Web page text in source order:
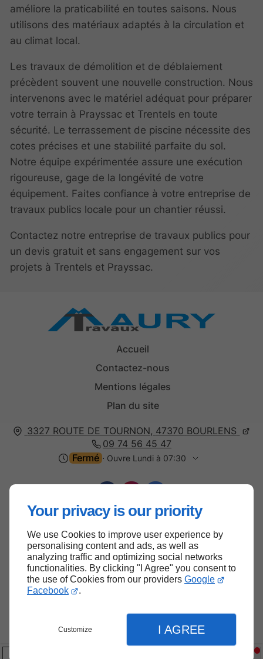
Your privacy is our priority
We use Cookies to improve user experience by
personalising content and ads, as well as
analyzing traffic and optimizing social networks
functionalities. By clicking "I Agree" you consent to
the use of Cookies from our providers Google
Facebook
.
Customize I AGREE
améliore la praticabilité en toutes saisons. Nous
utilisons des matériaux adaptés à la circulation et
au climat local.
Les travaux de démolition et de déblaiement
précèdent souvent une nouvelle construction. Nous
intervenons avec le matériel adéquat pour préparer
votre terrain à Prayssac et Trentels en toute
sécurité. Le terrassement de piscine nécessite des
cotes précises et une stabilité parfaite du sol.
Notre équipe expérimentée assure une exécution
rigoureuse, gage de la longévité de votre
équipement. Faites confiance à votre entreprise de
travaux publics locale pour un chantier réussi.
Contactez notre entreprise de travaux publics pour
un devis gratuit et sans engagement sur vos
projets à Trentels et Prayssac.
Accueil
Contactez-nous
Mentions légales
Plan du site
3327 ROUTE DE TOURNON, 47370 BOURLENS
09 74 56 45 47
Fermé ⋅ Ouvre Lundi à 07:30
Haut de page